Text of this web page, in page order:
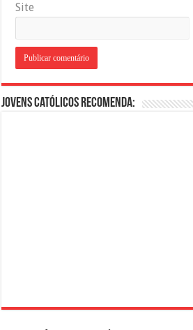
Site
Jovens Católicos Recomenda: